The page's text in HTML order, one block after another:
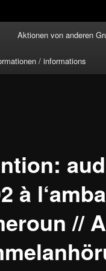
Aktionen von anderen
/ informations
à
//